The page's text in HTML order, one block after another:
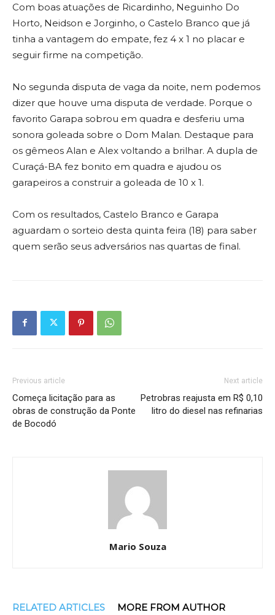
Com boas atuações de Ricardinho, Neguinho Do
Horto, Neidson e Jorginho, o Castelo Branco que já
tinha a vantagem do empate, fez 4 x 1 no placar e
seguir firme na competição.
No segunda disputa de vaga da noite, nem podemos
dizer que houve uma disputa de verdade. Porque o
favorito Garapa sobrou em quadra e desferiu uma
sonora goleada sobre o Dom Malan. Destaque para
os gêmeos Alan e Alex voltando a brilhar. A dupla de
Curaçá-BA fez bonito em quadra e ajudou os
garapeiros a construir a goleada de 10 x 1.
Com os resultados, Castelo Branco e Garapa
aguardam o sorteio desta quinta feira (18) para saber
quem serão seus adversários nas quartas de final.
Previous article
Começa licitação para as
obras de construção da Ponte
de Bocodó
Next article
Petrobras reajusta em R$ 0,10
litro do diesel nas refinarias
Mario Souza
RELATED ARTICLES MORE FROM AUTHOR